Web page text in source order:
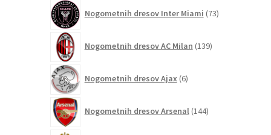
Nogometnih dresov Inter Miami 73izdelkov
Nogometnih dresov AC Milan 139izdelkov
Nogometnih dresov Ajax 6izdelkov
Nogometnih dresov Arsenal 144izdelkov